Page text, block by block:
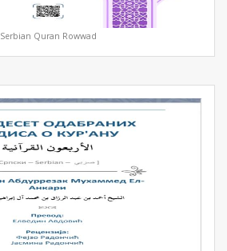
Serbian Quran Rowwad